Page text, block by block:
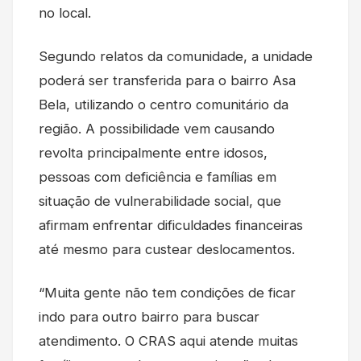
no local.
Segundo relatos da comunidade, a unidade
poderá ser transferida para o bairro Asa
Bela, utilizando o centro comunitário da
região. A possibilidade vem causando
revolta principalmente entre idosos,
pessoas com deficiência e famílias em
situação de vulnerabilidade social, que
afirmam enfrentar dificuldades financeiras
até mesmo para custear deslocamentos.
“Muita gente não tem condições de ficar
indo para outro bairro para buscar
atendimento. O CRAS aqui atende muitas